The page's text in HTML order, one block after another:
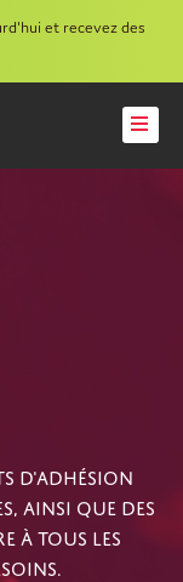
et recevez des
D'ADHÉSION
AINSI QUE DES
À TOUS LES